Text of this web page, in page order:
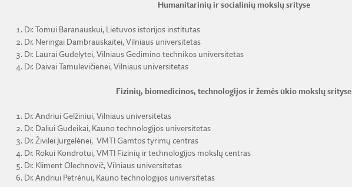
Humanitarinių ir socialinių mokslų srityse
Dr. Tomui Baranauskui, Lietuvos istorijos institutas
Dr. Neringai Dambrauskaitei, Vilniaus universitetas
Dr. Laurai Gudelytei, Vilniaus Gedimino technikos universitetas
Dr. Daivai Tamulevičienei, Vilniaus universitetas
Fizinių, biomedicinos, technologijos ir žemės ūkio mokslų srityse
Dr. Andriui Gelžiniui, Vilniaus universitetas
Dr. Daliui Gudeikai, Kauno technologijos universitetas
Dr. Živilei Jurgelėnei, VMTI Gamtos tyrimų centras
Dr. Rokui Kondrotui, VMTI Fizinių ir technologijos mokslų centras
Dr. Kliment Olechnovič, Vilniaus universitetas
Dr. Andriui Petrėnui, Kauno technologijos universitetas